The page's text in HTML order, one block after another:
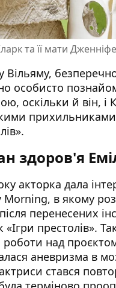
та її мати
Вільяму,
особисто
оскільки й він, і
прихильниками
здоров'я
акторка дала
Morning, в якому
перенесених
престолів».
роботи над
аневризма в
стався